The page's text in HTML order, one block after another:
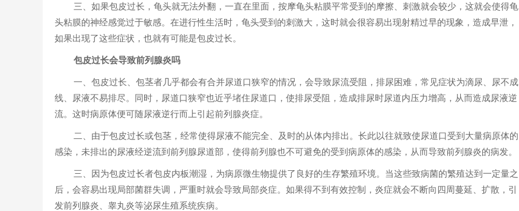
三、如果包皮过长，龟头就无法外翻，一直在里面，按摩龟头粘膜平常受到的摩擦、刺激就会较少，这就会使得龟
头粘膜的神经感觉过于敏感。在进行性生活时，龟头受到的刺激大，这时就会很容易出现射精过早的现象，造成早泄，
如果出现了这些症状，也就有可能是包皮过长。
包皮过长会导致前列腺炎吗
一、包皮过长、包茎者几乎都会有合并尿道口狭窄的情况，会导致尿流受阻，排尿困难，常见症状为滴尿、尿不成
线、尿液不易排尽。同时，尿道口狭窄也近乎堵住尿道口，使排尿受阻，造成排尿时尿道内压力增高，从而造成尿液逆
流。这时病原体便可随尿液逆行而上引起前列腺炎症。
二、由于包皮过长或包茎，经常使得尿液不能完全、及时的从体内排出。长此以往就致使尿道口受到大量病原体的
感染，未排出的尿液经逆流到前列腺尿道部，使得前列腺也不可避免的受到病原体的感染，从而导致前列腺炎的病发。
三、因为包皮过长者包皮内板潮湿，为病原微生物提供了良好的生存繁殖环境。当这些致病菌的繁殖达到一定量之
后，会容易出现局部菌群失调，严重时就会导致局部炎症。如果得不到有效控制，炎症就会不断向四周蔓延、扩散，引
发前列腺炎、睾丸炎等泌尿生殖系统疾病。